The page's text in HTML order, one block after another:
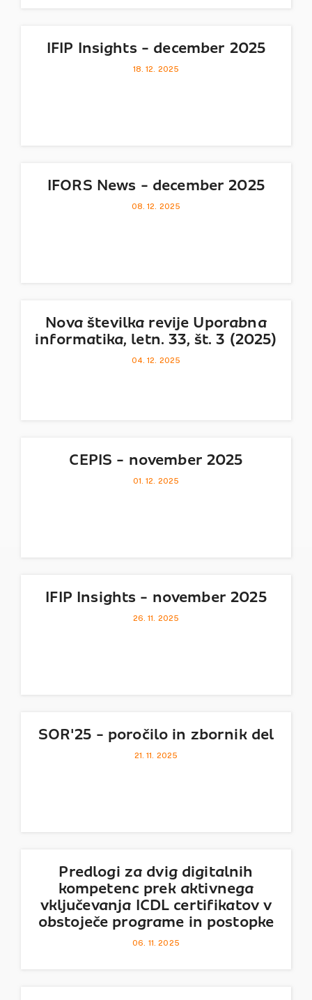
IFIP Insights - december 2025
18. 12. 2025
IFORS News - december 2025
08. 12. 2025
Nova številka revije Uporabna
informatika, letn. 33, št. 3 (2025)
04. 12. 2025
CEPIS - november 2025
01. 12. 2025
IFIP Insights - november 2025
26. 11. 2025
SOR'25 - poročilo in zbornik del
21. 11. 2025
Predlogi za dvig digitalnih
kompetenc prek aktivnega
vključevanja ICDL certifikatov v
obstoječe programe in postopke
06. 11. 2025